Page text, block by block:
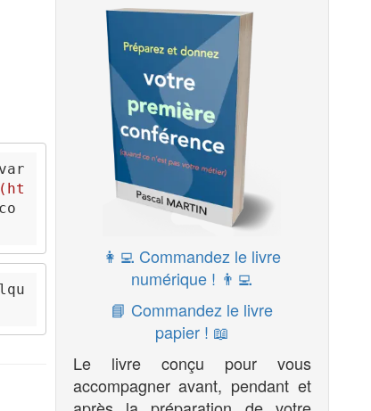
ht
👩‍💻 Commandez le livre
numérique ! 👨‍💻
📘 Commandez le livre
papier ! 📖
Le livre conçu pour vous
accompagner avant, pendant et